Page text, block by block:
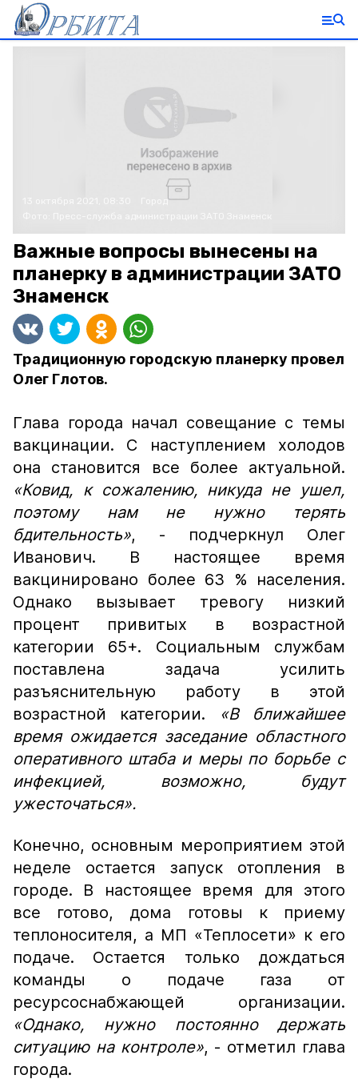
13 октября 2021, 08:30
Город
Важные вопросы вынесены на
планерку в администрации ЗАТО
Знаменск
Традиционную городскую планерку провел
Олег Глотов.
Глава города начал совещание с темы
вакцинации. С наступлением холодов
она становится все более актуальной.
«Ковид, к сожалению, никуда не ушел,
поэтому нам не нужно терять
бдительность», - подчеркнул Олег
Иванович. В настоящее время
вакцинировано более 63 % населения.
Однако вызывает тревогу низкий
процент привитых в возрастной
категории 65+. Социальным службам
поставлена задача усилить
разъяснительную работу в этой
возрастной категории. «В ближайшее
время ожидается заседание областного
оперативного штаба и меры по борьбе с
инфекцией, возможно, будут
ужесточаться».
Конечно, основным мероприятием этой
неделе остается запуск отопления в
городе. В настоящее время для этого
все готово, дома готовы к приему
теплоносителя, а МП «Теплосети» к его
подаче. Остается только дождаться
команды о подаче газа от
ресурсоснабжающей организации.
«Однако, нужно постоянно держать
ситуацию на контроле», - отметил глава
города.